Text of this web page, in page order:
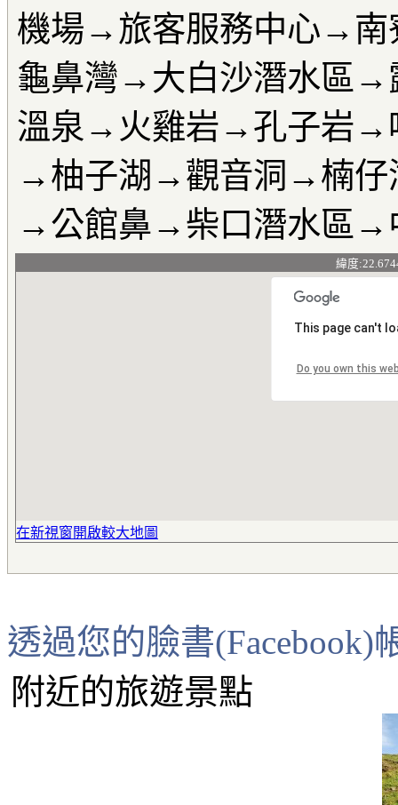
機場→旅客服務中心→
龜鼻灣→大白沙潛水區
溫泉→火雞岩→孔子岩→
→柚子湖→觀音洞→楠
→公館鼻→柴口潛水區→
緯度
This page can't
Do you own this
在新視窗開啟較大地圖
透過您的臉書
附近的旅遊景點